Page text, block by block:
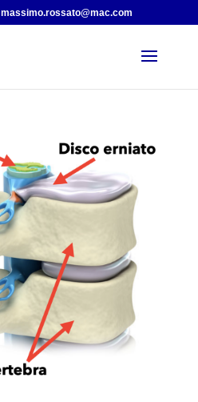
massimo.rossato@mac.com